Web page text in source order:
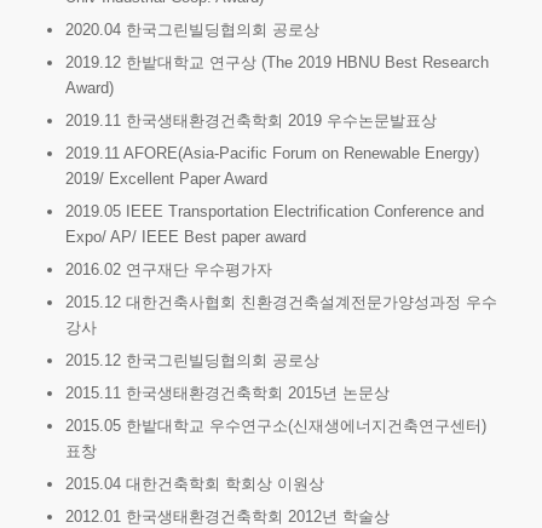
2020.04 한국그린빌딩협의회 공로상
2019.12 한밭대학교 연구상 (The 2019 HBNU Best Research
Award)
2019.11 한국생태환경건축학회 2019 우수논문발표상
2019.11 AFORE(Asia-Pacific Forum on Renewable Energy)
2019/ Excellent Paper Award
2019.05 IEEE Transportation Electrification Conference and
Expo/ AP/ IEEE Best paper award
2016.02 연구재단 우수평가자
2015.12 대한건축사협회 친환경건축설계전문가양성과정 우수
강사
2015.12 한국그린빌딩협의회 공로상
2015.11 한국생태환경건축학회 2015년 논문상
2015.05 한밭대학교 우수연구소(신재생에너지건축연구센터)
표창
2015.04 대한건축학회 학회상 이원상
2012.01 한국생태환경건축학회 2012년 학술상